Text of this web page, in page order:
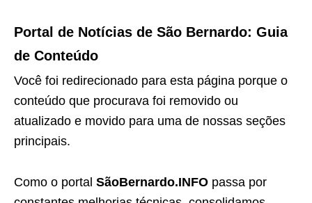
Portal de Notícias de São Bernardo: Guia
de Conteúdo
Você foi redirecionado para esta página porque o
conteúdo que procurava foi removido ou
atualizado e movido para uma de nossas seções
principais.
Como o portal SãoBernardo.INFO passa por